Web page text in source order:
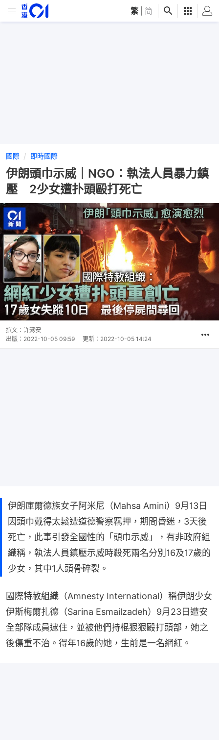
繁 简
國際 即時國際
伊朗頭巾示威｜NGO：執法人員暴力鎮
壓 2少女遭扑頭毆打死亡
撰文： 許懿安
出版： 2022-10-05 09:59 更新： 2022-10-05 14:24
伊朗庫爾德族女子阿米尼（Mahsa Amini）9月13日
因頭巾戴得太鬆遭道德警察羈押，期間昏迷，3天後
死亡，此事引發全國性的「頭巾示威」，有非政府組
織稱，執法人員鎮壓示威時殺死兩名分別16及17歲的
少女，其中1人頭骨碎裂。
國際特赦組織（Amnesty International）稱伊朗少女
伊斯梅爾扎德（Sarina Esmailzadeh）9月23日遭安
全部隊成員逮住，並被他們持棍狠狠毆打頭部，她之
後傷重不治。得年16歲的她，生前是一名網紅。